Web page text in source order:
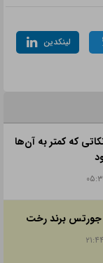
لینکدین
که کمتر به آن‌ها
جورتس برند رخت